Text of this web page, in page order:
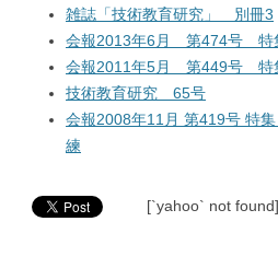
雑誌「技術教育研究」 別冊3
会報2013年6月 第474号 特
会報2011年5月 第449号 特
技術教育研究 65号
会報2008年11月 第419号 特
練
[`yahoo` not found]